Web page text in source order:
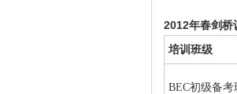
2012年春剑桥
培训班级
BEC初级备考